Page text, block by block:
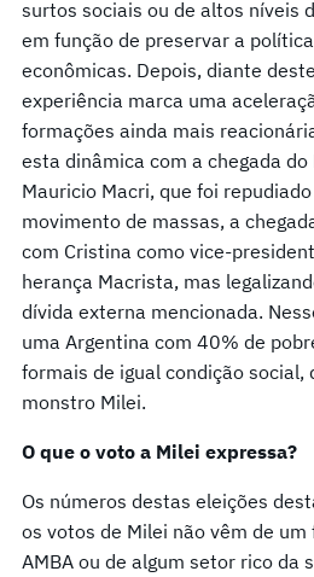
surtos sociais ou de altos níveis
em função de preservar a
econômicas. Depois, diante
experiência marca uma
formações ainda mais
esta dinâmica com a chegada do
Mauricio Macri, que foi
movimento de massas, a
com Cristina como vice-
herança Macrista, mas
dívida externa mencionada.
uma Argentina com 40% de
formais de igual condição social,
monstro Milei.
O que o voto a Milei expressa?
Os números destas eleições
os votos de Milei não vêm de
AMBA ou de algum setor rico da